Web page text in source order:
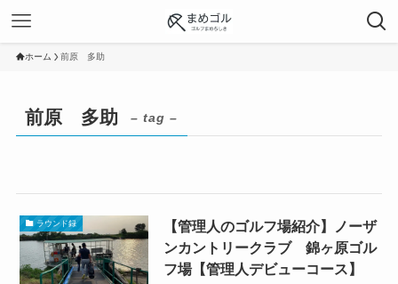
ホーム 前原 多助
前原 多助 – tag –
ラウンド録
【管理人のゴルフ場紹介】ノーザ
ンカントリークラブ 錦ヶ原ゴル
フ場【管理人デビューコース】